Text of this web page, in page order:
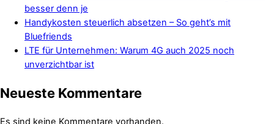
besser denn je
Handykosten steuerlich absetzen – So geht’s mit
Bluefriends
LTE für Unternehmen: Warum 4G auch 2025 noch
unverzichtbar ist
Neueste Kommentare
Es sind keine Kommentare vorhanden.